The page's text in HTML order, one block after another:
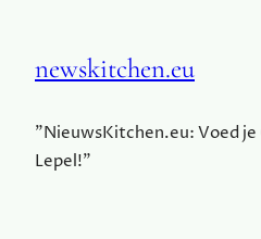
newskitchen.eu
"NieuwsKitchen.eu: Voed je
Lepel!"